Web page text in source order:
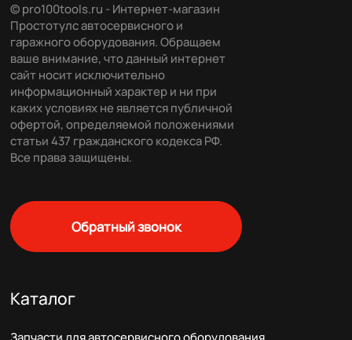
© pro100tools.ru - Интернет-магазин
Простотулс автосервисного и
гаражного оборудования. Обращаем
ваше внимание, что данный интернет
сайт носит исключительно
информационный характер и ни при
каких условиях не является публичной
офертой, определяемой положениями
статьи 437 гражданского кодекса РФ.
Все права защищены.
Обратный звонок
Каталог